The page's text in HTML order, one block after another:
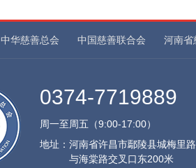
中华慈善总会 中国慈善联合会 河南省
0374-7719889
周一至周五（9:00-17:00）
地址： 河南省许昌市鄢陵县城梅里
与海棠路交叉口东200米